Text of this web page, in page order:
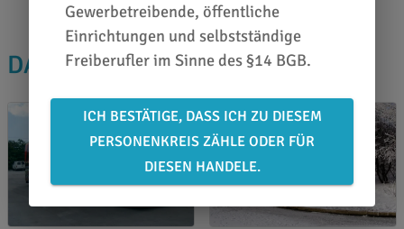
DAS PASST DAZU
Gewerbetreibende, öffentliche
Einrichtungen und selbstständige
Freiberufler im Sinne des §14 BGB.
ICH BESTÄTIGE, DASS ICH ZU DIESEM
PERSONENKREIS ZÄHLE ODER FÜR
DIESEN HANDELE.